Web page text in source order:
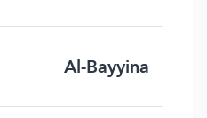
Al-Bayyina